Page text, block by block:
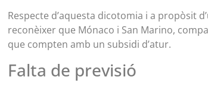
Respecte d’aquesta dicotomia i a propòsit
reconèixer que Mónaco i San Marino,
que compten amb un subsidi d’atur.
Falta de previsió